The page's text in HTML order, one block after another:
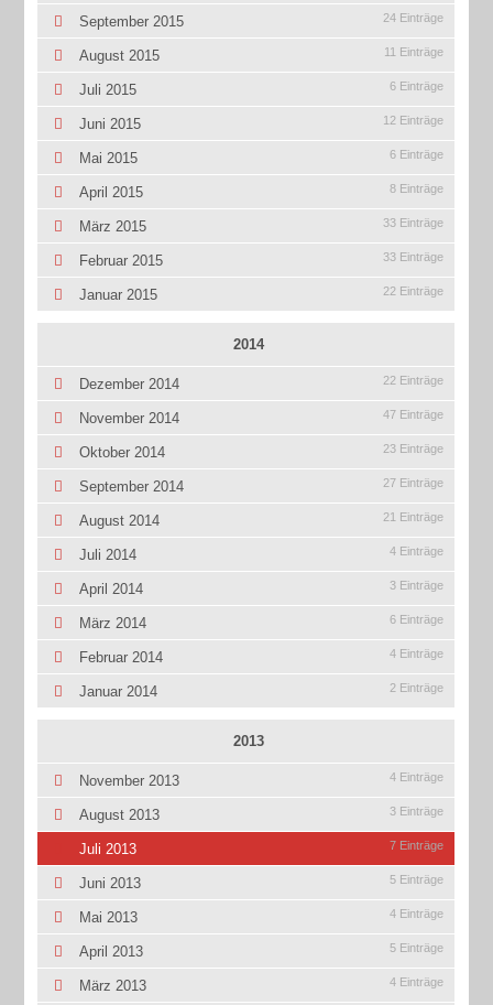
September 2015 24 Einträge
August 2015 11 Einträge
Juli 2015 6 Einträge
Juni 2015 12 Einträge
Mai 2015 6 Einträge
April 2015 8 Einträge
März 2015 33 Einträge
Februar 2015 33 Einträge
Januar 2015 22 Einträge
2014
Dezember 2014 22 Einträge
November 2014 47 Einträge
Oktober 2014 23 Einträge
September 2014 27 Einträge
August 2014 21 Einträge
Juli 2014 4 Einträge
April 2014 3 Einträge
März 2014 6 Einträge
Februar 2014 4 Einträge
Januar 2014 2 Einträge
2013
November 2013 4 Einträge
August 2013 3 Einträge
Juli 2013 7 Einträge
Juni 2013 5 Einträge
Mai 2013 4 Einträge
April 2013 5 Einträge
März 2013 4 Einträge